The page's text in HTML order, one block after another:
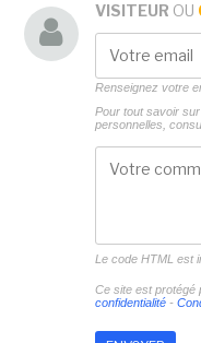
VISITEUR OU
Renseignez votre
Pour tout savoir
personnelles,
Le code HTML est
Ce site est protégé
confidentialité-